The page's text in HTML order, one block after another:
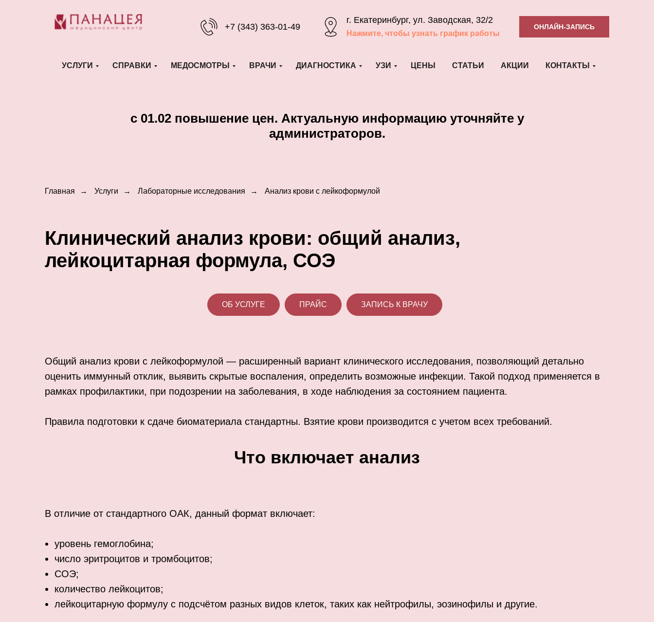
+7 (343) 363-01-49
г. Екатеринбург, ул. Заводская, 32/2
Нажмите, чтобы узнать график работы
ОНЛАЙН-ЗАПИСЬ
УСЛУГИ СПРАВКИ МЕДОСМОТРЫ ВРАЧИ ДИАГНОСТИКА УЗИ ЦЕНЫ СТАТЬИ АКЦИИ КОНТАКТЫ
c 01.02 повышение цен. Актуальную информацию уточняйте у
администраторов.
Главная → Услуги → Лабораторные исследования → Анализ крови с лейкоформулой
Клинический анализ крови: общий анализ,
лейкоцитарная формула, СОЭ
ОБ УСЛУГЕ ПРАЙС ЗАПИСЬ К ВРАЧУ
Общий анализ крови с лейкоформулой — расширенный вариант клинического исследования, позволяющий детально
оценить иммунный отклик, выявить скрытые воспаления, определить возможные инфекции. Такой подход применяется в
рамках профилактики, при подозрении на заболевания, в ходе наблюдения за состоянием пациента.
Правила подготовки к сдаче биоматериала стандартны. Взятие крови производится с учетом всех требований.
Что включает анализ
В отличие от стандартного ОАК, данный формат включает:
уровень гемоглобина;
число эритроцитов и тромбоцитов;
СОЭ;
количество лейкоцитов;
лейкоцитарную формулу с подсчётом разных видов клеток, таких как нейтрофилы, эозинофилы и другие.